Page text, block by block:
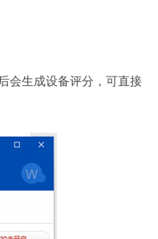
会生成设备评分，可直接